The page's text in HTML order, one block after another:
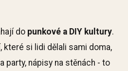
do punkové a DIY kultury.
si lidi dělali sami doma,
party, nápisy na stěnách - to